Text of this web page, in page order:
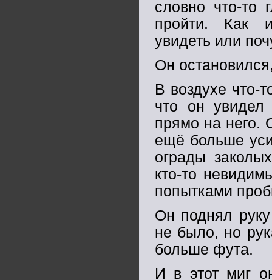
словно что-то
пройти. Как
увидеть или
Он
В воздухе что-
что он увидел
прямо на него.
ещё больше
ограды
кто-то
попытками
Он поднял
не было, но
больше фута.
И в этот миг